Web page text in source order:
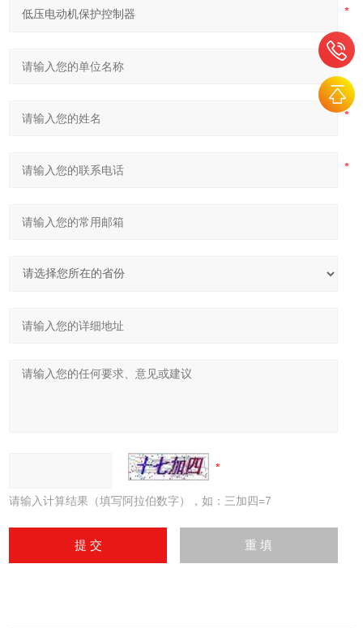
请输入计算结果（填写阿拉伯数字），如：三加四=7